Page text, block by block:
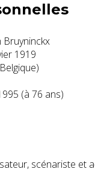
Bruyninckx
1919
(à 76 ans)
scénariste et